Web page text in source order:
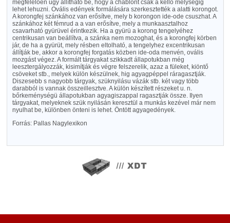
megfelelően ugy állítható be, hogy a chablont csak a kellő mélységig
lehet lehuzni. Ovális edények formálására szerkesztették a alatti korongot.
A korongfej szánkához van erősítve, mely b korongon ide-ode csuszhat. A
szánkához két fémrud a a van erősítve, mely a munkaasztalhoz
csavarható gyürüvel érintkezik. Ha a gyürü a korong tengelyéhez
centrikusan van beállítva, a szánka nem mozoghat, és a korongfej körben
jár, de ha a gyürüt, mely résben eltolható, a tengelyhez excentrikusan
állítják be, akkor a korongfej forgatás közben ide-oda menvén, ovális
mozgást végez. A formált tárgyakat szikkadt állapotukban még
leesztergályozzák, kisimítják és végre felszerelik, azaz a füleket, kiöntő
csöveket stb., melyek külön készülnek, hig agyagpéppel ráragasztják.
Diszesebb s nagyobb tárgyak, szüknyilásu vázák stb. két vagy több
darabból is vannak összeillesztve. A külön készített részeket u. n.
bőrkeménységü állapotukban agyagiszappal ragasztják össze. Ilyen
tárgyakat, melyeknek szük nyilásán keresztül a munkás kezével már nem
nyulhat be, különben önteni is lehet. Öntött agyagedények.
Forrás: Pallas Nagylexikon